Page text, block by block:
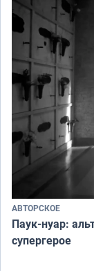
АВТОРСКОЕ
Паук-нуар:
супергерое